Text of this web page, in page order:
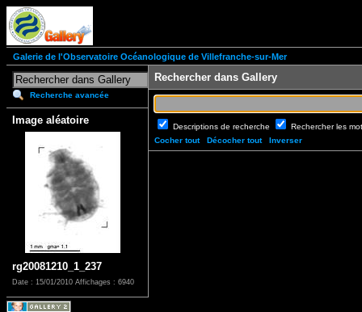
Galerie de l'Observatoire Océanologique de Villefranche-sur-Mer
Recherche avancée
Image aléatoire
rg20081210_1_237
Date : 15/01/2010 Affichages : 6940
Rechercher dans Gallery
Descriptions de recherche
Rechercher les
Cocher tout
Décocher tout Inverser